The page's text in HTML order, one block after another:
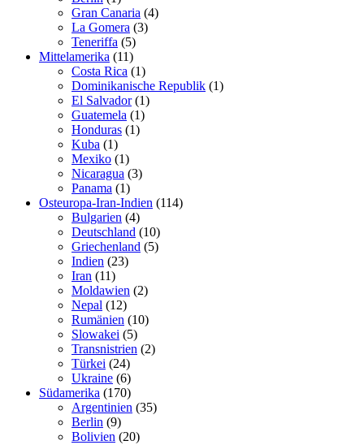
Gran Canaria (4)
La Gomera (3)
Teneriffa (5)
Mittelamerika (11)
Costa Rica (1)
Dominikanische Republik (1)
El Salvador(1)
Guatemela (1)
Honduras (1)
Kuba (1)
Mexiko (1)
Nicaragua (3)
Panama (1)
Osteuropa-Iran-Indien (114)
Bulgarien (4)
Deutschland (10)
Griechenland (5)
Indien (23)
Iran (11)
Moldawien (2)
Nepal (12)
Rumänien (10)
Slowakei (5)
Transnistrien (2)
Türkei (24)
Ukraine (6)
Südamerika (170)
Argentinien (35)
Berlin (9)
Bolivien (20)